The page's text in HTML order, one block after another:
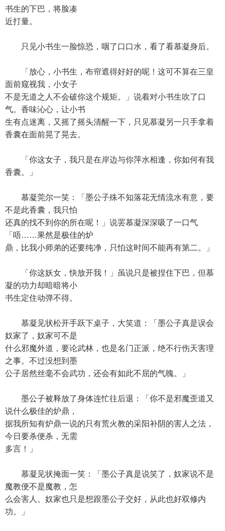
书生的下巴，将脸凑
近打量。
只见小书生一脸惊恐，咽了口口水，看了看慕凝身后。
「放心，小书生，布帘遮得好好的呢！这可不算在三皇
面前窥视我，小女子
不是无道之人不会破你这个规矩。」说着对小书生吹了口
气。香味沁心，让小书
生有点迷离，又摇了摇头清醒一下，只见慕凝另一只手拿着
香囊在面前晃了晃去。
「你这女子，我只是在岸边与你萍水相逢，你如何有我
香囊。」
慕凝莞尔一笑：「墨公子殊不知落花无情流水有意，要
不是此香囊，我只怕
还真的找不到你的所在呢！」说罢慕凝深深吸了一口气
「唔……果然是极佳的炉
鼎，比我小师弟的还要纯净，只怕这时间不能再有第二。」
「你这妖女，快放开我！」虽说只是被捏住下巴，但慕
凝的功力却暗暗将小
书生定住动弹不得。
慕凝见状松开手跃下桌子，大笑道：「墨公子真是误会
奴家了，奴家可不是
什么邪魔外道，要论武林，也是名门正派，绝不行伤天害理
之事。不过没想到墨
公子居然丝毫不会武功，还会有如此不屈的气魄。」
墨公子被释放了身体连忙往后退：「你不是邪魔歪道又
说什么极佳的炉鼎，
据我所知有炉鼎一说的只有荒火教的采阳补阴的害人之法，
今日要杀便杀，无需
多言！」
慕凝见状掩面一笑：「墨公子真是说笑了，奴家说不是
魔教便不是魔教，怎
么会害人。奴家也只是想跟墨公子交好，从此也好双修内
功。」